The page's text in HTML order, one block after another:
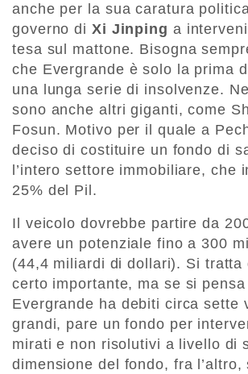
anche per la sua caratura
governo di Xi Jinping a
tesa sul mattone. Bisogna
che Evergrande è solo la prima
una lunga serie di insolvenze.
sono anche altri giganti, come
Fosun. Motivo per il quale a
deciso di costituire un fondo di
l’intero settore immobiliare, che
25% del Pil.
Il veicolo dovrebbe partire da
avere un potenziale fino a 300
(44,4 miliardi di dollari). Si tratta
certo importante, ma se si
Evergrande ha debiti circa sette
grandi, pare un fondo per
mirati e non risolutivi a livello di
dimensione del fondo, fra l’altro,